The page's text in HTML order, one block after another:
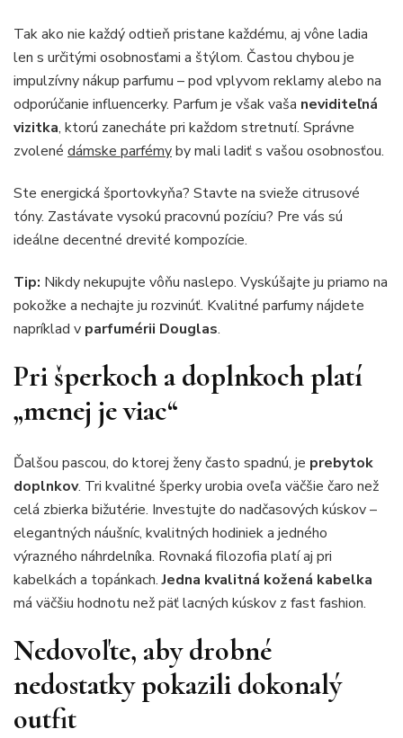
Tak ako nie každý odtieň pristane každému, aj vône ladia
len s určitými osobnosťami a štýlom. Častou chybou je
impulzívny nákup parfumu – pod vplyvom reklamy alebo na
odporúčanie influencerky. Parfum je však vaša neviditeľná
vizitka, ktorú zanecháte pri každom stretnutí. Správne
zvolené dámske parfémyby mali ladiť s vašou osobnosťou.
Ste energická športovkyňa? Stavte na svieže citrusové
tóny. Zastávate vysokú pracovnú pozíciu? Pre vás sú
ideálne decentné drevité kompozície.
Tip: Nikdy nekupujte vôňu naslepo. Vyskúšajte ju priamo na
pokožke a nechajte ju rozvinúť. Kvalitné parfumy nájdete
napríklad v parfumérii Douglas.
Pri šperkoch a doplnkoch platí
„menej je viac“
Ďalšou pascou, do ktorej ženy často spadnú, je prebytok
doplnkov. Tri kvalitné šperky urobia oveľa väčšie čaro než
celá zbierka bižutérie. Investujte do nadčasových kúskov –
elegantných náušníc, kvalitných hodiniek a jedného
výrazného náhrdelníka. Rovnaká filozofia platí aj pri
kabelkách a topánkach.Jedna kvalitná kožená kabelka
má väčšiu hodnotu než päť lacných kúskov z fast fashion.
Nedovoľte, aby drobné
nedostatky pokazili dokonalý
outfit